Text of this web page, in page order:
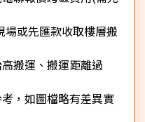
或先匯款收取樓層搬
搬運、搬運距離過
，如圖檔略有差異實